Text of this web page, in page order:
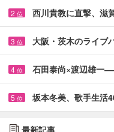
2 位 西川貴教に直撃、滋
3 位 大阪・茨木のライブ
4 位 石田泰尚×渡辺雄一
5 位 坂本冬美、歌手生活